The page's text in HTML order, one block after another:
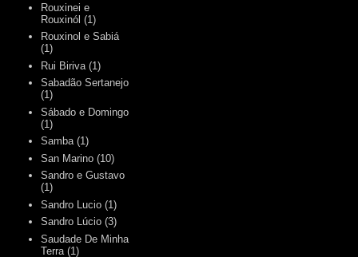
Rouxinei e
Rouxinól (1)
Rouxinol e Sabiá
(1)
Rui Biriva (1)
Sabadão Sertanejo
(1)
Sábado e Domingo
(1)
Samba (1)
San Marino (10)
Sandro e Gustavo
(1)
Sandro Lucio (1)
Sandro Lúcio (3)
Saudade De Minha
Terra (1)